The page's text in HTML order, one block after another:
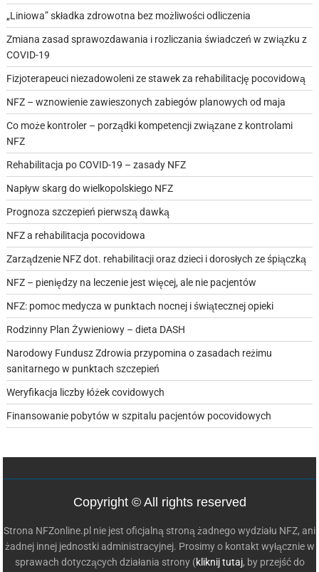
„Liniowa” składka zdrowotna bez możliwości odliczenia
Zmiana zasad sprawozdawania i rozliczania świadczeń w związku z
COVID-19
Fizjoterapeuci niezadowoleni ze stawek za rehabilitację pocovidową
NFZ – wznowienie zawieszonych zabiegów planowych od maja
Co może kontroler – porządki kompetencji związane z kontrolami
NFZ
Rehabilitacja po COVID-19 – zasady NFZ
Napływ skarg do wielkopolskiego NFZ
Prognoza szczepień pierwszą dawką
NFZ a rehabilitacja pocovidowa
Zarządzenie NFZ dot. rehabilitacji oraz dzieci i dorosłych ze śpiączką
NFZ – pieniędzy na leczenie jest więcej, ale nie pacjentów
NFZ: pomoc medycza w punktach nocnej i świątecznej opieki
Rodzinny Plan Żywieniowy – dieta DASH
Narodowy Fundusz Zdrowia przypomina o zasadach reżimu
sanitarnego w punktach szczepień
Weryfikacja liczby łóżek covidowych
Finansowanie pobytów w szpitalu pacjentów pocovidowych
Copyright © All rights reserved
Strona NFZonline.pl nie jest oficjalną stroną żadnego wydziału NFZ, ani
żadnej innej jednostki administracyjnej. Prosimy o kontakt wyłącznie w
sprawach dotyczących działania strony (kliknij tutaj, by przejść do